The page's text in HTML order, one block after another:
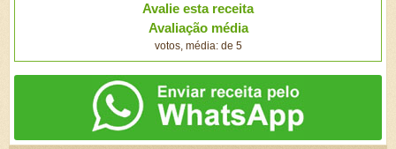
Avalie esta receita
Avaliação média
votos, média: de 5